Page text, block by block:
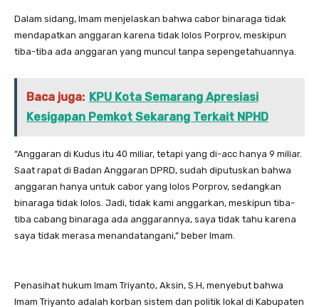
Dalam sidang, Imam menjelaskan bahwa cabor binaraga tidak
mendapatkan anggaran karena tidak lolos Porprov, meskipun
tiba-tiba ada anggaran yang muncul tanpa sepengetahuannya.
Baca juga: KPU Kota Semarang Apresiasi
Kesigapan Pemkot Sekarang Terkait NPHD
“Anggaran di Kudus itu 40 miliar, tetapi yang di-acc hanya 9 miliar.
Saat rapat di Badan Anggaran DPRD, sudah diputuskan bahwa
anggaran hanya untuk cabor yang lolos Porprov, sedangkan
binaraga tidak lolos. Jadi, tidak kami anggarkan, meskipun tiba-
tiba cabang binaraga ada anggarannya, saya tidak tahu karena
saya tidak merasa menandatangani,” beber Imam.
Penasihat hukum Imam Triyanto, Aksin, S.H, menyebut bahwa
Imam Triyanto adalah korban sistem dan politik lokal di Kabupaten